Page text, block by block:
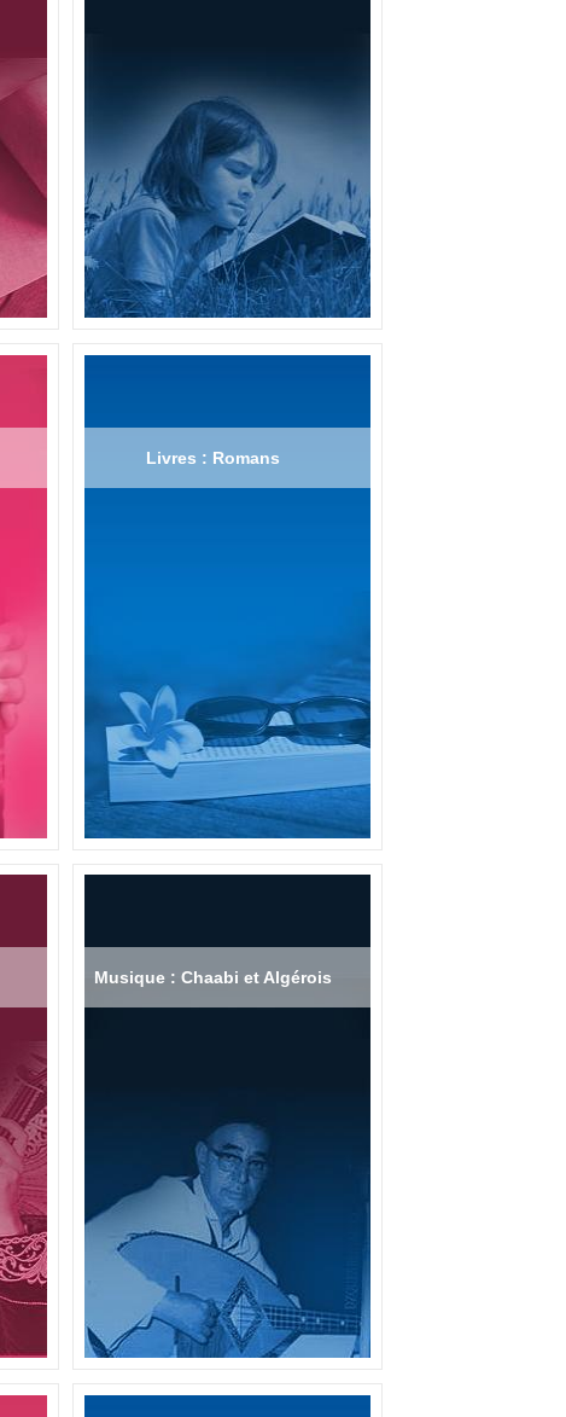
Livres : Romans
Musique : Chaabi et Algérois